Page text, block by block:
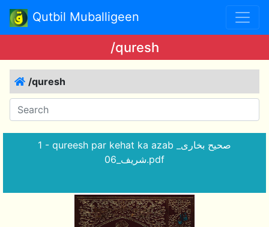
Qutbil Muballigeen
/quresh
/quresh
1 - qureesh par kehat ka azab _صحیح بخاری
شریف_06.pdf